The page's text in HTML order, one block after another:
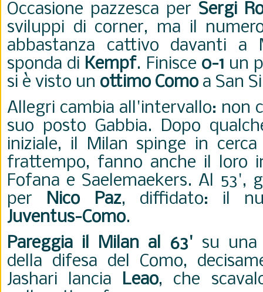
Occasione pazzesca per Sergi
sviluppi di corner, ma il
abbastanza cattivo davanti a
sponda di Kempf. Finisce 0-1 un
si è visto un ottimo Comoa San
Allegri cambia all'intervallo: non
suo posto Gabbia. Dopo
iniziale, il Milan spinge in
frattempo, fanno anche il loro
Fofana e Saelemaekers. Al 53',
per Nico Paz, diffidato: il
Juventus-Como.
Pareggia il Milan al 63' su una
della difesa del Como,
Jashari lancia Leao, che